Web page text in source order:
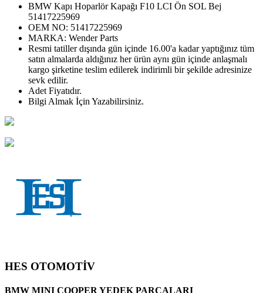
BMW Kapı Hoparlör Kapağı F10 LCI Ön SOL Bej
51417225969
OEM NO: 51417225969
MARKA: Wender Parts
Resmi tatiller dışında gün içinde 16.00'a kadar yaptığınız tüm
satın almalarda aldığınız her ürün aynı gün içinde anlaşmalı
kargo şirketine teslim edilerek indirimli bir şekilde adresinize
sevk edilir.
Adet Fiyatıdır.
Bilgi Almak İçin Yazabilirsiniz.
HES OTOMOTİV
BMW MINI COOPER YEDEK PARÇALARI